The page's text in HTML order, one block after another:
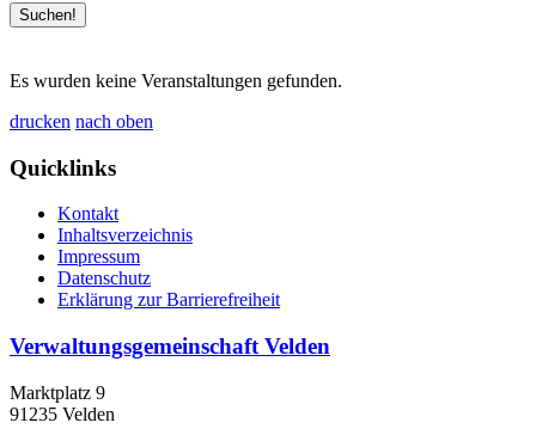
Es wurden keine Veranstaltungen gefunden.
drucken nach oben
Quicklinks
Kontakt
Inhaltsverzeichnis
Impressum
Datenschutz
Erklärung zur Barrierefreiheit
Verwaltungsgemeinschaft Velden
Marktplatz 9
91235 Velden